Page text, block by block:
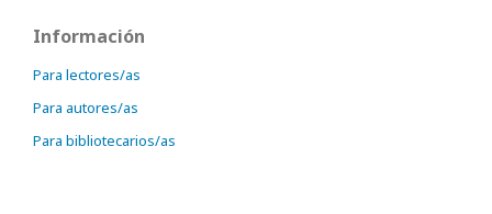
Información
Para lectores/as
Para autores/as
Para bibliotecarios/as